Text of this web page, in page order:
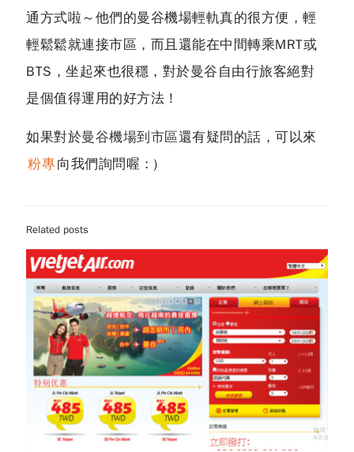
通方式啦～他們的曼谷機場輕軌真的很方便，輕
輕鬆鬆就連接市區，而且還能在中間轉乘MRT或
BTS，坐起來也很穩，對於曼谷自由行旅客絕對
是個值得運用的好方法！
如果對於曼谷機場到市區還有疑問的話，可以來
粉專向我們詢問喔 : )
Related posts